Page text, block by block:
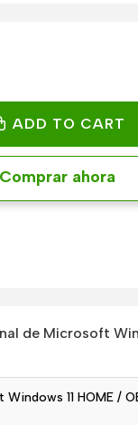
ADD TO CART
Comprar ahora
de Microsoft
11 HOME /